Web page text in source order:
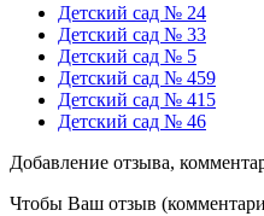
Детский сад № 24
Детский сад № 33
Детский сад № 5
Детский сад № 459
Детский сад № 415
Детский сад № 46
Добавление отзыва,
Чтобы Ваш отзыв